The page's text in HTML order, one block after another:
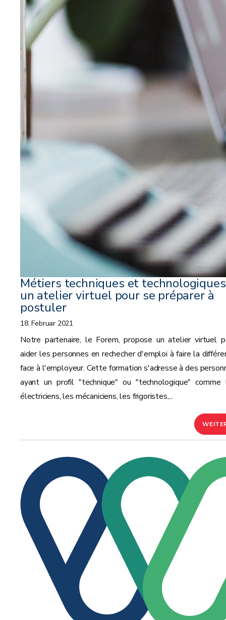
Métiers techniques et
un atelier virtuel pour se préparer à
postuler
18. Februar 2021
Notre partenaire, le Forem, propose un atelier virtuel
aider les personnes en rechecher d'emploi à faire la
face à l'employeur. Cette formation s'adresse à des
ayant un profil "technique" ou "technologique" comme
électriciens, les mécaniciens, les frigoristes,...